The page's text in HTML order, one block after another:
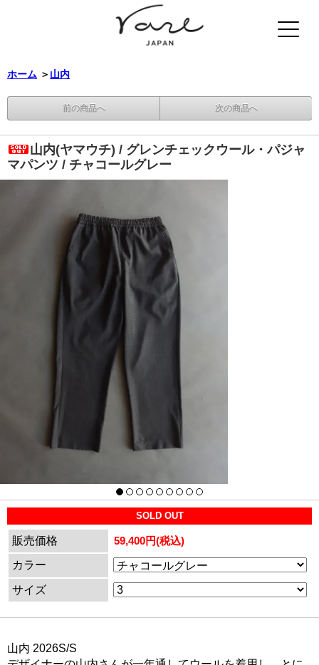
ホーム ＞ 山内
前の商品へ 次の商品へ
山内(ヤマウチ) / グレンチェックウール・パジャ
マパンツ / チャコールグレー
SOLD OUT
販売価格
59,400円(税込)
カラー
サイズ
山内 2026S/S